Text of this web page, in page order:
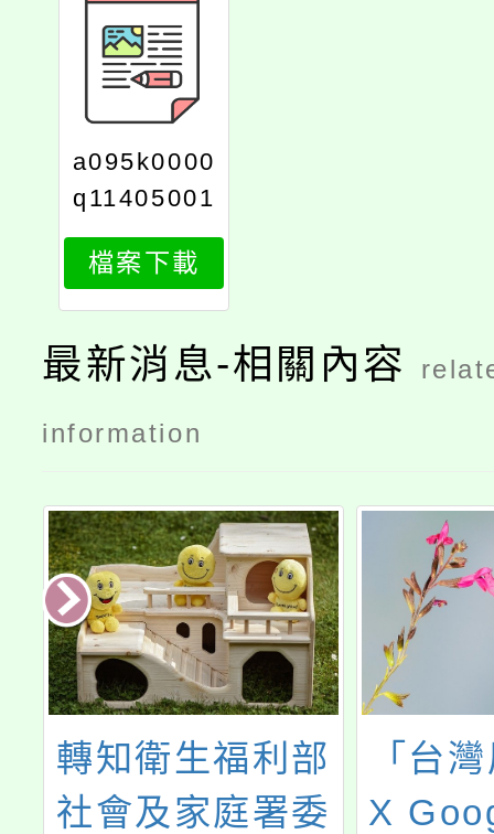
a095k0000
q11405001
86001
檔案下載
最新消息-相關內容
information
轉知衛生福利部
社會及家庭署委
「台
X